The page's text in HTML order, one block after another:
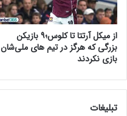
از میکل آرتتا تا کلوس؛۹ بازیکن
بزرگی که هرگز در تیم های ملی‌شان
بازی نکردند
تبلیغات